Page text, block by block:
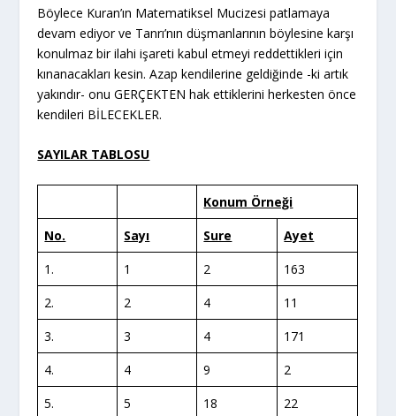
Böylece Kuran’ın Matematiksel Mucizesi patlamaya
devam ediyor ve Tanrı’nın düşmanlarının böylesine karşı
konulmaz bir ilahi işareti kabul etmeyi reddettikleri için
kınanacakları kesin. Azap kendilerine geldiğinde -ki artık
yakındır- onu GERÇEKTEN hak ettiklerini herkesten önce
kendileri BİLECEKLER.
SAYILAR TABLOSU
Konum Örneği
No.
Sayı Sure
Ayet
1.
1 2
163
2.
2 4
11
3.
3 4
171
4.
4 9
2
5.
5 18
22